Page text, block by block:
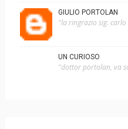
GIULIO PORTOLAN
"la ringrazio sig.
UN CURIOSO
"dottor portolan, va